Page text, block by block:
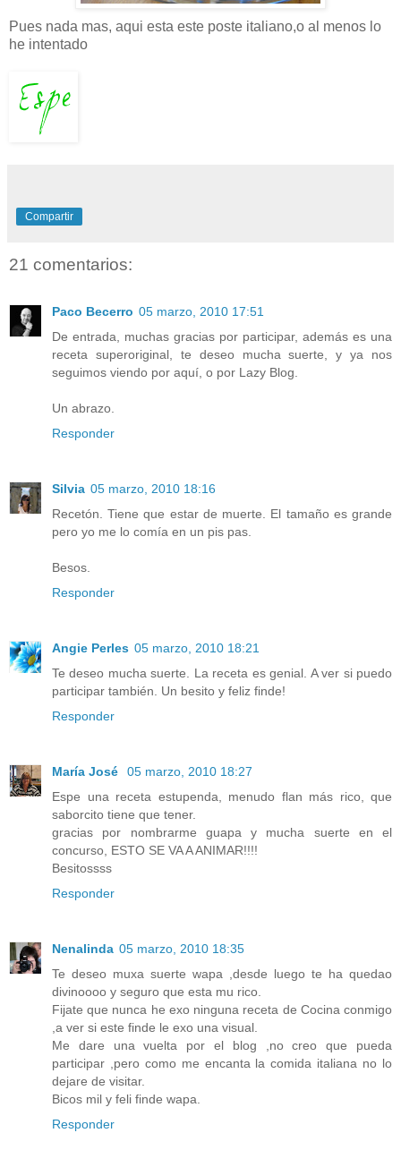
Pues nada mas, aqui esta este poste italiano,o al menos lo
he intentado
Compartir
21 comentarios:
Paco Becerro 05 marzo, 2010 17:51
De entrada, muchas gracias por participar, además es una
receta superoriginal, te deseo mucha suerte, y ya nos
seguimos viendo por aquí, o por Lazy Blog.
Un abrazo.
Responder
Silvia 05 marzo, 2010 18:16
Recetón. Tiene que estar de muerte. El tamaño es grande
pero yo me lo comía en un pis pas.
Besos.
Responder
Angie Perles 05 marzo, 2010 18:21
Te deseo mucha suerte. La receta es genial. A ver si puedo
participar también. Un besito y feliz finde!
Responder
María José
05 marzo, 2010 18:27
Espe una receta estupenda, menudo flan más rico, que
saborcito tiene que tener.
gracias por nombrarme guapa y mucha suerte en el
concurso, ESTO SE VA A ANIMAR!!!!
Besitossss
Responder
Nenalinda 05 marzo, 2010 18:35
Te deseo muxa suerte wapa ,desde luego te ha quedao
divinoooo y seguro que esta mu rico.
Fijate que nunca he exo ninguna receta de Cocina conmigo
,a ver si este finde le exo una visual.
Me dare una vuelta por el blog ,no creo que pueda
participar ,pero como me encanta la comida italiana no lo
dejare de visitar.
Bicos mil y feli finde wapa.
Responder